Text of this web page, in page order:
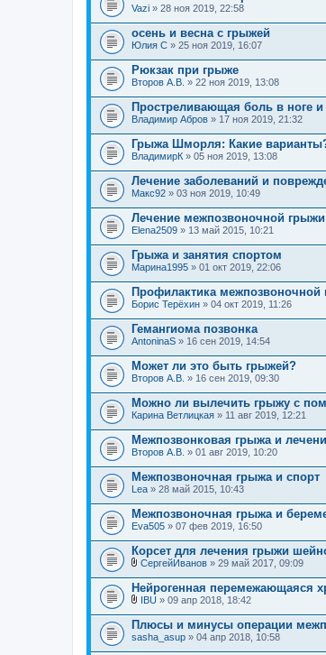
Vazi » 28 ноя 2019, 22:58
осень и весна с грыжей
Юлия С » 25 ноя 2019, 16:07
Рюкзак при грыже
Второв А.В. » 22 ноя 2019, 13:08
Простреливающая боль в ноге
Владимир Абров » 17 ноя 2019, 21:32
Грыжа Шморля: Какие
ВладимирК » 05 ноя 2019, 13:08
Лечение заболеваний и
Макс92 » 03 ноя 2019, 10:49
Лечение межпозвоночной грыжи
Elena2509 » 13 май 2015, 10:21
Грыжа и занятия спортом
Марина1995 » 01 окт 2019, 22:06
Профилактика межпозвоночной
Борис Терёхин » 04 окт 2019, 11:26
Гемангиома позвонка
AntoninaS » 16 сен 2019, 14:54
Может ли это быть грыжей?
Второв А.В. » 16 сен 2019, 09:30
Можно ли вылечить грыжу с
Карина Ветлицкая » 11 авг 2019, 12:21
Межпозвонковая грыжа и
Второв А.В. » 01 авг 2019, 10:20
Межпозвоночная грыжа и спорт
Lea » 28 май 2015, 10:43
Межпозвоночная грыжа и
Eva505 » 07 фев 2019, 16:50
Корсет для лечения грыжи
л
о
ж
е
н
и
СергейИванов » 29 май 2017, 09:09
Нейрогенная перемежающаяся
л
о
ж
е
IBU » 09 апр 2018, 18:42
Плюсы и минусы операции
sasha_asup » 04 апр 2018, 10:58